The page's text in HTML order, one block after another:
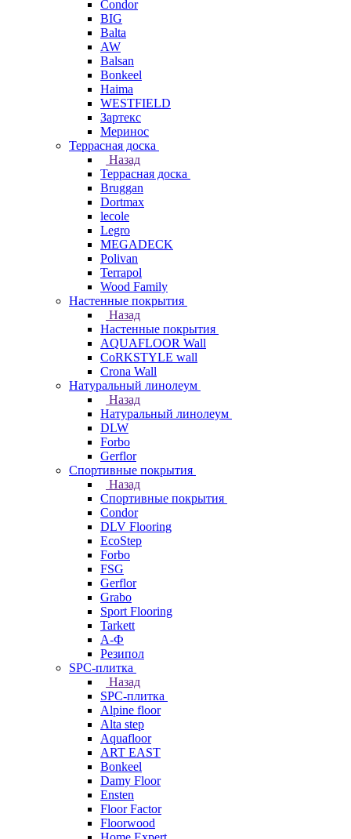
Condor
BIG
Balta
AW
Balsan
Bonkeel
Haima
WESTFIELD
Зартекс
Меринос
Террасная доска
Назад
Террасная доска
Bruggan
Dortmax
lecole
Legro
MEGADECK
Polivan
Terrapol
Wood Family
Настенные покрытия
Назад
Настенные покрытия
AQUAFLOOR Wall
CoRKSTYLE wall
Crona Wall
Натуральный линолеум
Назад
Натуральный линолеум
DLW
Forbo
Gerflor
Спортивные покрытия
Назад
Спортивные покрытия
Condor
DLV Flooring
EcoStep
Forbo
FSG
Gerflor
Grabo
Sport Flooring
Tarkett
А-Ф
Резипол
SPC-плитка
Назад
SPC-плитка
Alpine floor
Alta step
Aquafloor
ART EAST
Bonkeel
Damy Floor
Ensten
Floor Factor
Floorwood